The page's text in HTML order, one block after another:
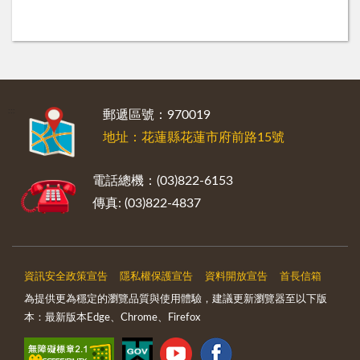
郵遞區號：970019
地址：花蓮縣花蓮市府前路15號
電話總機：(03)822-6153
傳真: (03)822-4837
資訊安全政策宣告 隱私權保護宣告 資料開放宣告 首長信箱
為提供更為穩定的瀏覽品質與使用體驗，建議更新瀏覽器至以下版
本：最新版本Edge、Chrome、Firefox